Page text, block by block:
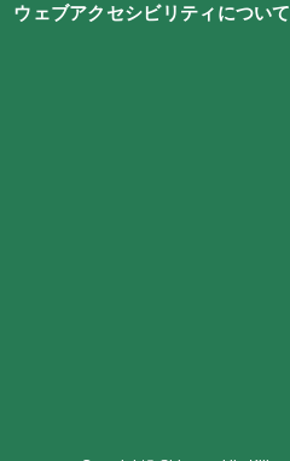
ウェブアクセシビリティについて